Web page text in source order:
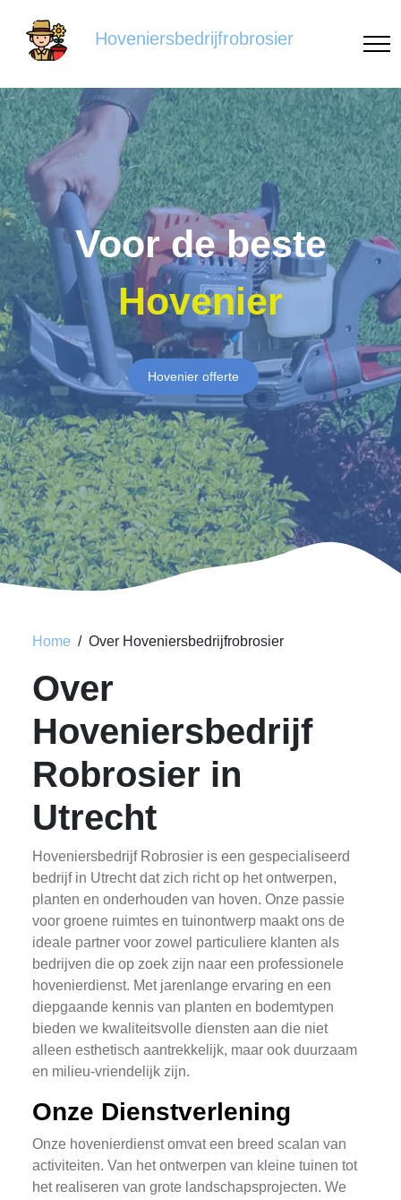
Hoveniersbedrijfrobrosier
Voor de beste
Hovenier
Hovenier offerte
Home Over Hoveniersbedrijfrobrosier
Over
Hoveniersbedrijf
Robrosier in
Utrecht
Hoveniersbedrijf Robrosier is een gespecialiseerd
bedrijf in Utrecht dat zich richt op het ontwerpen,
planten en onderhouden van hoven. Onze passie
voor groene ruimtes en tuinontwerp maakt ons de
ideale partner voor zowel particuliere klanten als
bedrijven die op zoek zijn naar een professionele
hovenierdienst. Met jarenlange ervaring en een
diepgaande kennis van planten en bodemtypen
bieden we kwaliteitsvolle diensten aan die niet
alleen esthetisch aantrekkelijk, maar ook duurzaam
en milieu-vriendelijk zijn.
Onze Dienstverlening
Onze hovenierdienst omvat een breed scalan van
activiteiten. Van het ontwerpen van kleine tuinen tot
het realiseren van grote landschapsprojecten. We